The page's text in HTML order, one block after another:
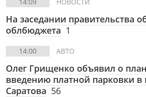
На заседании правительства
облбюджета 1
14:00 АВТО
Олег Грищенко объявил о
введению платной парковки в
Саратова 56